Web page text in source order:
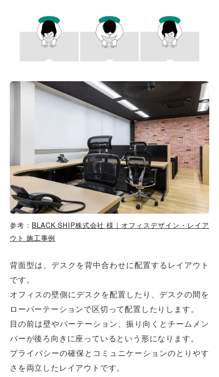
参考： BLACK SHIP株式会社 様｜オフィスデザイン・レイア
ウト 施工事例
背面型は、デスクを背中合わせに配置するレイアウト
です。
オフィスの壁側にデスクを配置したり、デスクの間を
ローパーテーションで区切って配置したりします。
目の前は壁やパーテーション、振り向くとチームメン
バーが後ろ向きに座っているという形になります。
プライバシーの確保とコミュニケーションのとりやす
さを両立したレイアウトです。